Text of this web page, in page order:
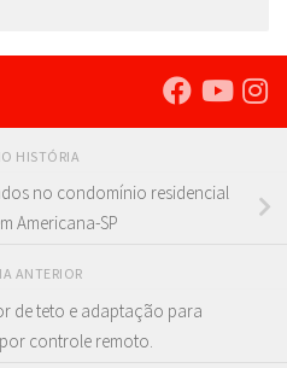
HISTÓRIA
no condomínio residencial
Americana-SP
ANTERIOR
de teto e adaptação para
controle remoto.